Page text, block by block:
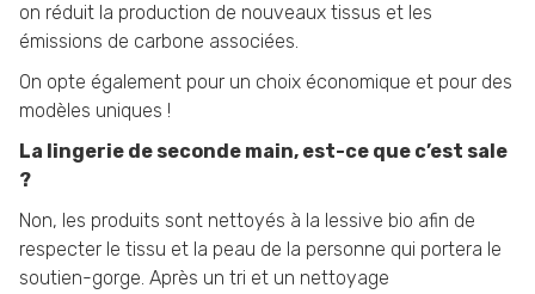
on réduit la production de nouveaux tissus et les
émissions de carbone associées.
On opte également pour un choix économique et pour des
modèles uniques !
La lingerie de seconde main, est-ce que c’est sale
?
Non, les produits sont nettoyés à la lessive bio afin de
respecter le tissu et la peau de la personne qui portera le
soutien-gorge. Après un tri et un nettoyage